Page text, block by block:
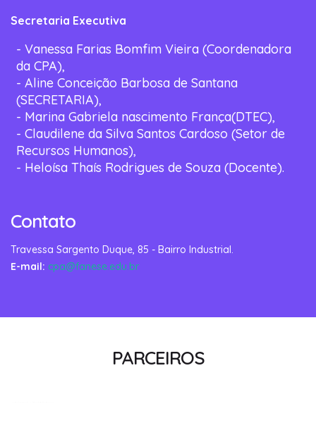
Secretaria Executiva
- Vanessa Farias Bomfim Vieira (Coordenadora
da CPA),
- Aline Conceição Barbosa de Santana
(SECRETARIA),
- Marina Gabriela nascimento França(DTEC),
- Claudilene da Silva Santos Cardoso (Setor de
Recursos Humanos),
- Heloísa Thaís Rodrigues de Souza (Docente).
Contato
Travessa Sargento Duque, 85 - Bairro Industrial.
E-mail: cpa@fanese.edu.br
PARCEIROS